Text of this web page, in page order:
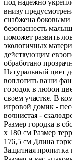
под надежно
внизу
снабжена
безопасность
поможет развить
экологичных
действующим
обработано
Натуральный цвет
воплотить ваши
городок в любой
своем участке. В
игровой домик -
волнистая -
Размер городка в
х 180 см Размер
176,5 см Длина
Защитная пропитка